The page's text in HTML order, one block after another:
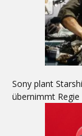
Sony plant
übernimmt Regie